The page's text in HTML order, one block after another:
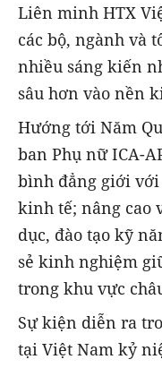
Liên minh HTX
các bộ, ngành và
nhiều sáng kiến
sâu hơn vào nền
Hướng tới Năm
ban Phụ nữ ICA-
bình đẳng giới với
kinh tế; nâng cao
dục, đào tạo kỹ
sẻ kinh nghiệm
trong khu vực
Sự kiện diễn ra
tại Việt Nam kỷ